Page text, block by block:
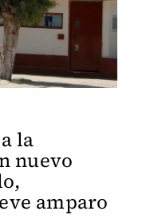
la
nuevo
amparo